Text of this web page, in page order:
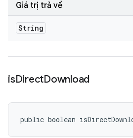
Giá trị trả về
String
isDirectDownload
public boolean